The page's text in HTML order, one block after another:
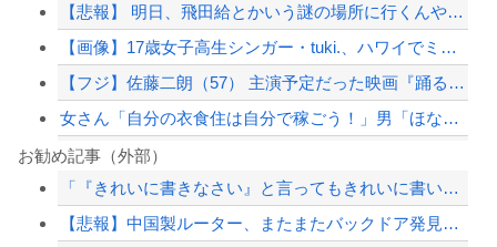
【悲報】 明日、飛田給とかいう謎の場所に行くんやが何があるんや????・・・・・...
【画像】17歳女子高生シンガー・tuki.、ハワイでミニワンピ姿を公開「隠しきれ...
【フジ】佐藤二朗（57） 主演予定だった映画『踊る大捜査線』スピンオフ作品の撮影...
女さん「自分の衣食住は自分で稼ごう！」男「ほな妊娠出産のときの生活費も自分で貯め...
【悲報】高市内閣、消費税1％表明でも支持率下落 →ついに６割割れ
中国、三峡ダムが全開放流。長江流域で深刻な洪水被害
お勧め記事（外部）
「『きれいに書きなさい』と言ってもきれいに書いてくれない」って、それ自体毒親の言...
【悲報】中国製ルーター、またまたバックドア発見ｗｗｗｗｗｗｗ